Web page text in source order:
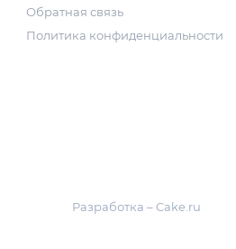
Обратная связь
Политика конфиденциальности
Разработка – Cake.ru